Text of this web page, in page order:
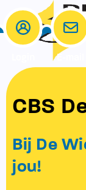
School
School
Onze
identiteit
Ouders
MR & GMR
Contact
E-mail
CBS
Bij De
jou!